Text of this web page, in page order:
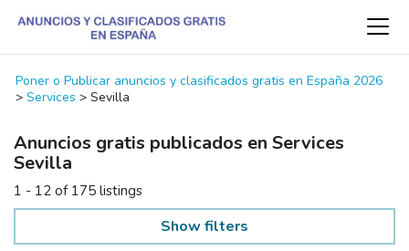
Poner o Publicar anuncios y clasificados gratis en España 2026
> Services > Sevilla
Anuncios gratis publicados en Services
Sevilla
1 - 12 of 175 listings
Show filters